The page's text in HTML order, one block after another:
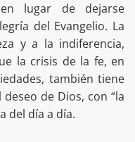
lugar de dejarse
del Evangelio. La
y a la indiferencia,
la crisis de la fe, en
también tiene
de Dios, con “la
del día a día.